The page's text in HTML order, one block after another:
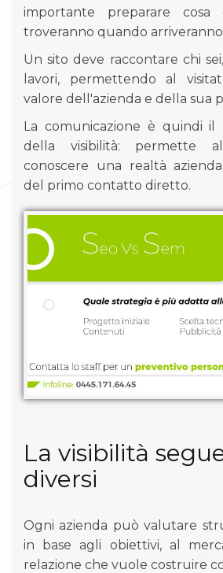
importante preparare cosa
troveranno quando
Un sito deve raccontare chi
lavori, permettendo al
valore dell'azienda e della sua
La comunicazione è quindi il
della visibilità: permette
conoscere una realtà
del primo contatto diretto.
La visibilità
diversi
Ogni azienda può valutare
in base agli obiettivi, al
relazione che vuole costruire